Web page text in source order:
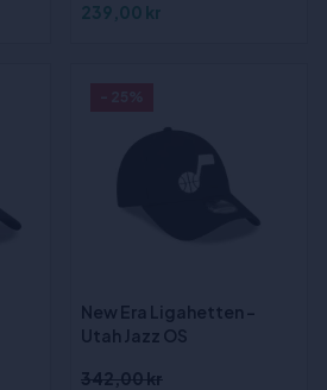
239,00 kr
New Era Ligahetten -
Utah Jazz OS
342,00 kr